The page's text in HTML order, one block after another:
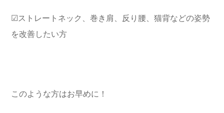
☑︎ストレートネック、巻き肩、反り腰、猫背などの姿勢
を改善したい方
このような方はお早めに！